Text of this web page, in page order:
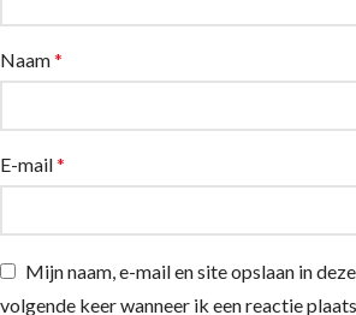
Naam*
E-mail*
Mijn naam, e-mail en site opslaan in
volgende keer wanneer ik een reactie